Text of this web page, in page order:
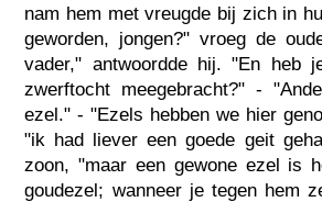
nam hem met vreugde bij zich in
geworden, jongen?" vroeg de
vader," antwoordde hij. "En heb
zwerftocht meegebracht?" -
ezel." - "Ezels hebben we hier
"ik had liever een goede geit
zoon, "maar een gewone ezel is
goudezel; wanneer je tegen hem